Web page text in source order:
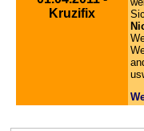
Kruzifix